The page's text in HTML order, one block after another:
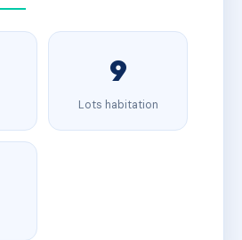
9
Lots habitation